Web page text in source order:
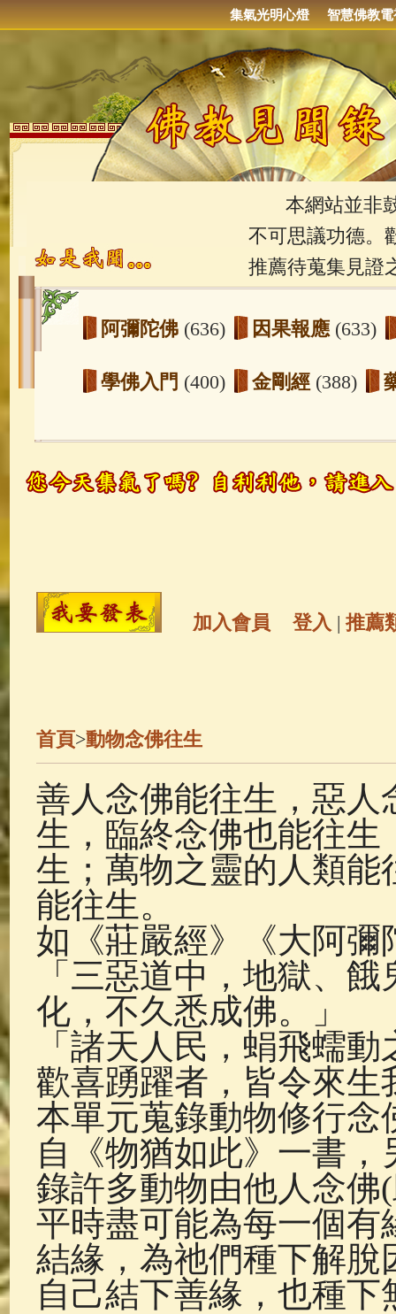
集氣光明心燈 智慧佛教電
本網站並非鼓
不可思議功德。
推薦待蒐集見證
阿彌陀佛 (636) 因果報應 (633)
學佛入門 (400) 金剛經 (388)
玉曆寶鈔(236) 地藏經(225)
觀世音菩薩 (147) 聖救度佛母(
金山活佛
善財童子五十三參
佛典故事(37) 佛說療痔(腫瘤)
加入會員 登入 | 推薦
首頁>動物念佛往生
善人念佛能往生，惡
生，臨終念佛也能往
生；萬物之靈的人類
能往生。
如《莊嚴經》《大阿彌
「三惡道中，地獄、
化，不久悉成佛。」
「諸天人民，蜎飛蠕
歡喜踴躍者，皆令來生
本單元蒐錄動物修行
自《物猶如此》一書
錄許多動物由他人念佛
平時盡可能為每一個
結緣，為祂們種下解
自己結下善緣，也種